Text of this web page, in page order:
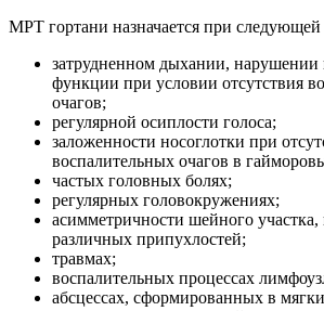
МРТ гортани назначается при
затрудненном дыхании, нарушении
функции при условии отсутствия
очагов;
регулярной осиплости голоса;
заложенности носоглотки при
воспалительных очагов в
частых головных болях;
регулярных головокружениях;
асимметричности шейного
различных припухлостей;
травмах;
воспалительных процессах
абсцессах, сформированных в